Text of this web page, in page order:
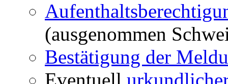
(ausgenommen
Bestätigung der